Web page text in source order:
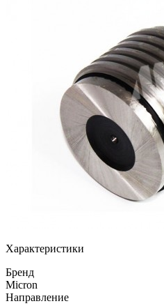
Характеристики
Бренд
Micron
Направление